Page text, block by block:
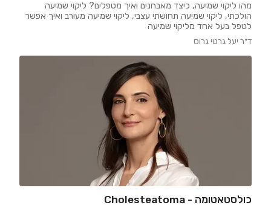
מהו ליקוי שמיעה, כיצד מאבחנים ואיך מטפלים? ליקוי שמיעה
הולכתי, ליקוי שמיעה תחושתי עצבי, ליקוי שמיעה מעורב ואיך אפשר
לטפל בעל אחד מליקוי שמיעה
ד"ר יעל גרטי גרוס
כולסטאטומה - Cholesteatoma